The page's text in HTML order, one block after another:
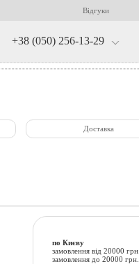
Відгуки
+38 (050) 256-13-29
Доставка
по Києву
замовлення від 20000 грн.
замовлення до 20000 грн.